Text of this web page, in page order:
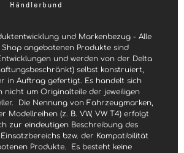
und Markenbezug - Alle
Shop angebotenen Produkte sind
und werden von der Delta
selbst konstruiert,
in Auftrag gefertigt. Es handelt sich
nicht um Originalteile der jeweiligen
Die Nennung von Fahrzeugmarken,
Modellreihen (z. B. VW, VW T4) erfolgt
zur eindeutigen Beschreibung des
bzw. der Kompatibilität
Produkte.
Es besteht keine